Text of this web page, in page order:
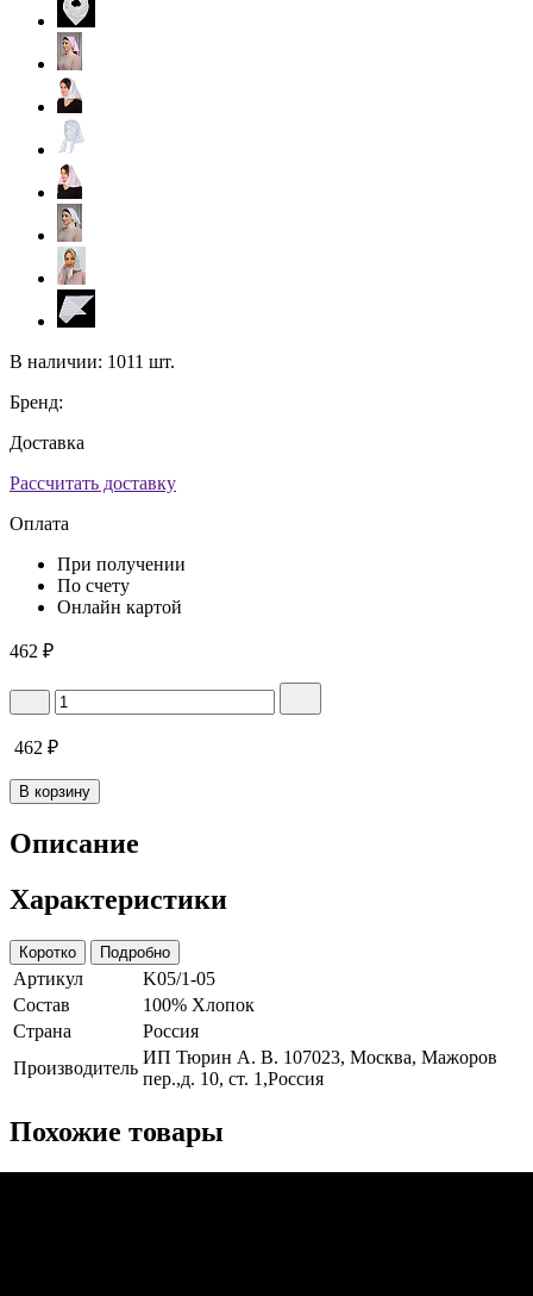
В наличии: 1011 шт.
Бренд:
Доставка
Рассчитать доставку
Оплата
При получении
По счету
Онлайн картой
462 ₽
462 ₽
В корзину
Описание
Характеристики
Коротко Подробно
Артикул
K05/1-05
Состав
100% Хлопок
Страна
Россия
Производитель
ИП Тюрин А. В. 107023, Москва, Мажоров
пер.,д. 10, ст. 1,Россия
Похожие товары